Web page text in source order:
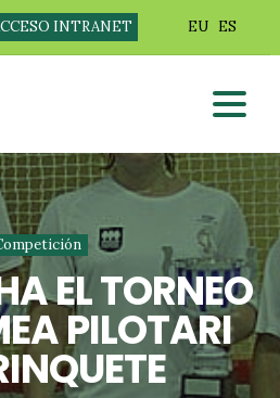
INTRANET EU ES
EL TORNEO
PILOTARI